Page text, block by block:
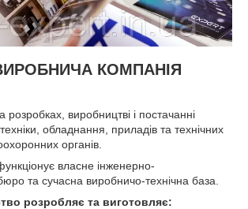
КОМПАНІЯ
розробках, виробництві і постачанні
обладнання, приладів та технічних
органів.
власне інженерно-
та сучасна виробничо-технічна база.
розробляє та виготовляє: